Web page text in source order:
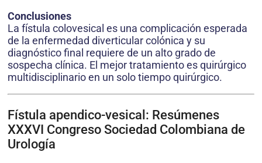
Conclusiones
La fístula colovesical es una complicación esperada
de la enfermedad diverticular colónica y su
diagnóstico final requiere de un alto grado de
sospecha clínica. El mejor tratamiento es quirúrgico
multidisciplinario en un solo tiempo quirúrgico.
Fístula apendico-vesical: Resúmenes
XXXVI Congreso Sociedad Colombiana de
Urología